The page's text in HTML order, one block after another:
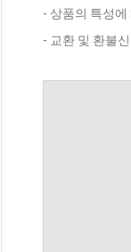
- 상품의 특성
- 교환 및 환불